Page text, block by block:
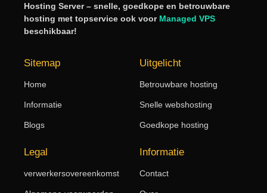
Hosting Server – snelle, goedkope en betrouwbare
hosting met topservice ook voor Managed VPS
beschikbaar!
Sitemap
Home
Informatie
Blogs
Uitgelicht
Betrouwbare hosting
Snelle webshosting
Goedkope hosting
Legal
verwerkersovereenkomst
Informatie
Contact